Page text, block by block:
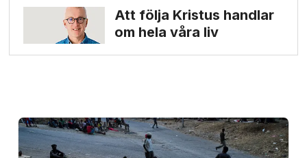
Att följa Kristus handlar
om hela våra liv